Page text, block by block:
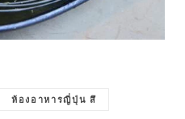
ห้องอาหารญี่ปุ่น สึ